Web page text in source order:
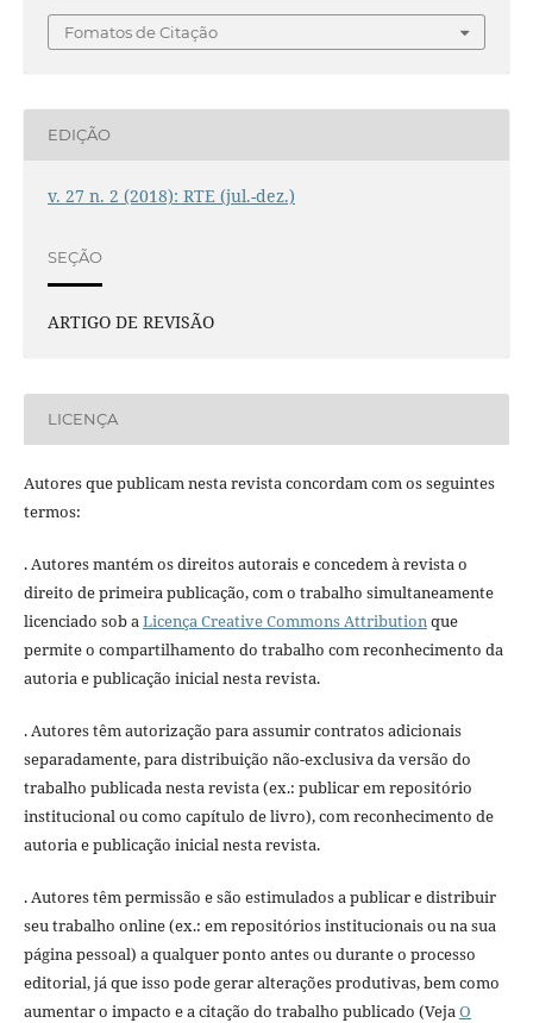
Fomatos de Citação
EDIÇÃO
v. 27 n. 2 (2018): RTE (jul.-dez.)
SEÇÃO
ARTIGO DE REVISÃO
LICENÇA
Autores que publicam nesta revista concordam com os seguintes
termos:
. Autores mantém os direitos autorais e concedem à revista o
direito de primeira publicação, com o trabalho simultaneamente
licenciado sob aLicença Creative Commons Attributionque
permite o compartilhamento do trabalho com reconhecimento da
autoria e publicação inicial nesta revista.
. Autores têm autorização para assumir contratos adicionais
separadamente, para distribuição não-exclusiva da versão do
trabalho publicada nesta revista (ex.: publicar em repositório
institucional ou como capítulo de livro), com reconhecimento de
autoria e publicação inicial nesta revista.
. Autores têm permissão e são estimulados a publicar e distribuir
seu trabalho online (ex.: em repositórios institucionais ou na sua
página pessoal) a qualquer ponto antes ou durante o processo
editorial, já que isso pode gerar alterações produtivas, bem como
aumentar o impacto e a citação do trabalho publicado (VejaO